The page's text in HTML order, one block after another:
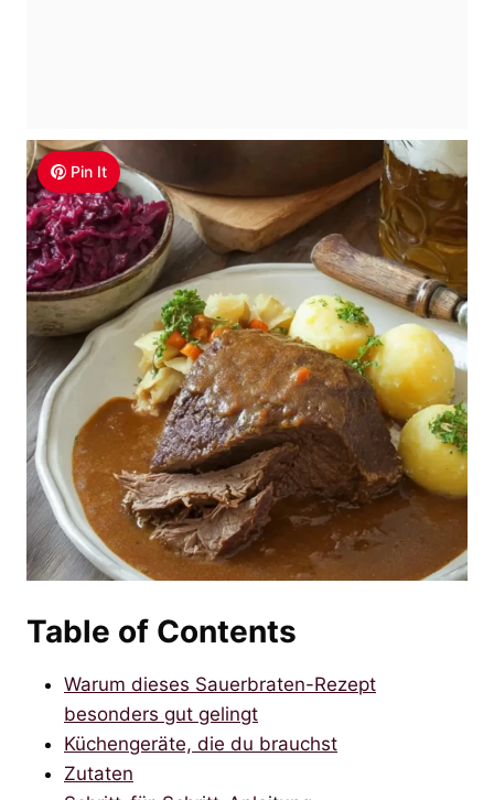
Pin It
Table of Contents
Warum dieses Sauerbraten-Rezept
besonders gut gelingt
Küchengeräte, die du brauchst
Zutaten